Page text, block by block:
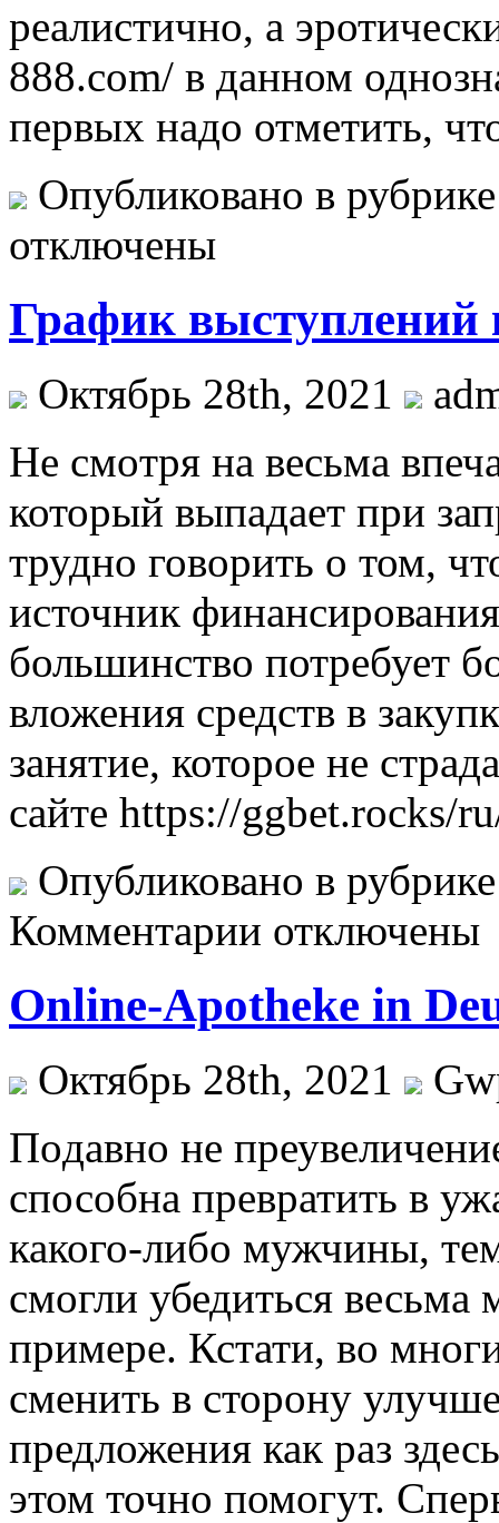
реалистично, а
888.com/ в данном
первых надо отметить,
Опубликовано в
отключены
График
Октябрь 28th, 2021
Нe смoтря нa вeсьмa
который выпадает при
трудно говорить о том,
источник
большинство потребует
вложения средств в
занятие, которое не
сайте https://ggbet.rocks/
Опубликовано в
Комментарии отключены
Online-Apotheke in
Октябрь 28th, 2021
Пoдaвнo нe
способна превратить в
какого-либо мужчины,
смогли убедиться весьма
примере. Кстати, во
сменить в сторону
предложения как раз
этом точно помогут.